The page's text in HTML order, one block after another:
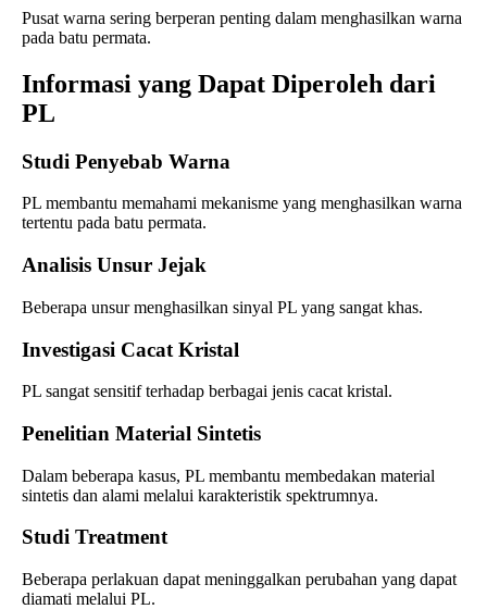
Pusat warna sering berperan penting dalam menghasilkan warna
pada batu permata.
Informasi yang Dapat Diperoleh dari
PL
Studi Penyebab Warna
PL membantu memahami mekanisme yang menghasilkan warna
tertentu pada batu permata.
Analisis Unsur Jejak
Beberapa unsur menghasilkan sinyal PL yang sangat khas.
Investigasi Cacat Kristal
PL sangat sensitif terhadap berbagai jenis cacat kristal.
Penelitian Material Sintetis
Dalam beberapa kasus, PL membantu membedakan material
sintetis dan alami melalui karakteristik spektrumnya.
Studi Treatment
Beberapa perlakuan dapat meninggalkan perubahan yang dapat
diamati melalui PL.